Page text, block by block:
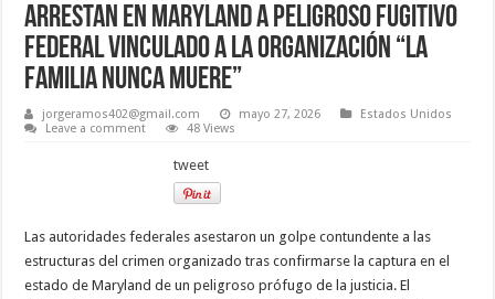
Arrestan en Maryland a peligroso fugitivo
federal vinculado a la organización “La
Familia Nunca Muere”
jorgeramos402@gmail.com mayo 27, 2026
Estados Unidos
Leave a comment
48 Views
tweet
Las autoridades federales asestaron un golpe contundente a las
estructuras del crimen organizado tras confirmarse la captura en el
estado de Maryland de un peligroso prófugo de la justicia. El